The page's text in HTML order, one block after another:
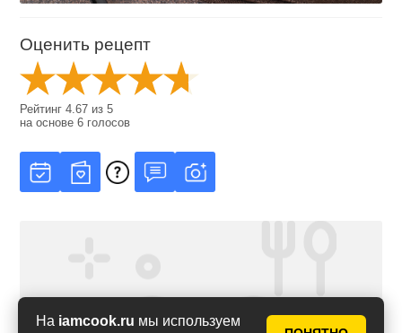
На iamcook.ru мы используем
Оценить рецепт
Рейтинг4.67 из5
на основе6 голосов